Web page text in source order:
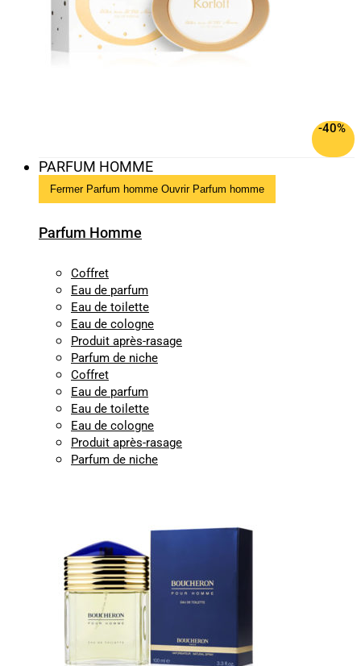
-40%
PARFUM HOMME
Fermer Parfum homme Ouvrir Parfum homme
Parfum Homme
Coffret
Eau de parfum
Eau de toilette
Eau de cologne
Produit après-rasage
Parfum de niche
Coffret
Eau de parfum
Eau de toilette
Eau de cologne
Produit après-rasage
Parfum de niche